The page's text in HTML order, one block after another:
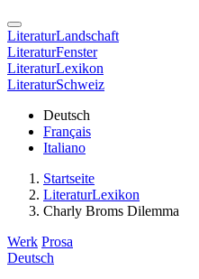
LiteraturLandschaft
LiteraturFenster
LiteraturLexikon
LiteraturSchweiz
Deutsch
Français
Italiano
Startseite
LiteraturLexikon
Charly Broms Dilemma
Werk Prosa
Deutsch